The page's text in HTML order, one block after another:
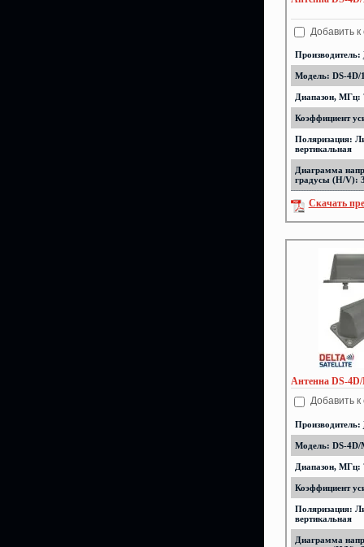
Добавить
Производитель:
Модель: DS-4D/
Диапазон, МГц:
Коэффициент
Поляризация:
вертикальная
Диаграмма
градусы (H/V):
Скачать
Антенна DS-
Добавить
Производитель:
Модель: DS-4D/
Диапазон, МГц:
Коэффициент
Поляризация:
вертикальная
Диаграмма